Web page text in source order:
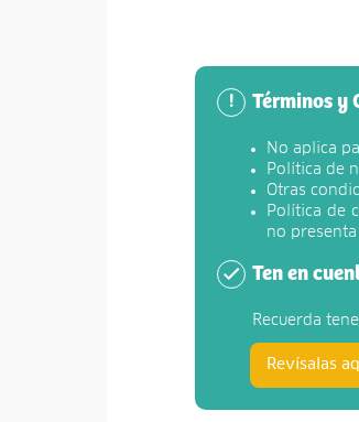
! Términos y
No aplica
Política de
Otras
Política de
no
Ten en
Recuerda
Revísalas